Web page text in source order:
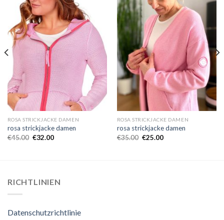
ROSA STRICKJACKE DAMEN
rosa strickjacke damen
€45.00 €32.00
ROSA STRICKJACKE DAMEN
rosa strickjacke damen
€35.00 €25.00
RICHTLINIEN
Datenschutzrichtlinie